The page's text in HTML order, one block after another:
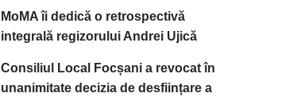
MoMA îi dedică o retrospectivă
integrală regizorului Andrei Ujică
Consiliul Local Focșani a revocat în
unanimitate decizia de desființare a